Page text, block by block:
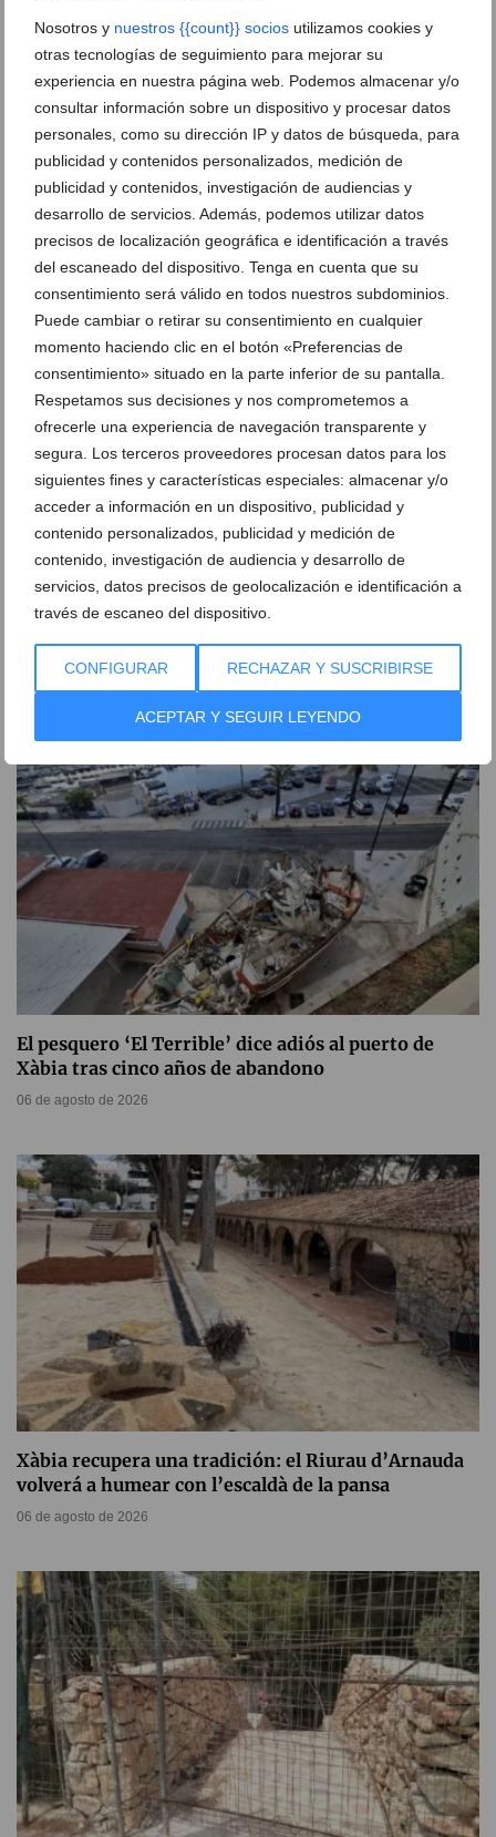
Nosotros y nuestros {{count}} socios utilizamos cookies y
otras tecnologías de seguimiento para mejorar su
experiencia en nuestra página web. Podemos almacenar y/o
consultar información sobre un dispositivo y procesar datos
personales, como su dirección IP y datos de búsqueda, para
publicidad y contenidos personalizados, medición de
publicidad y contenidos, investigación de audiencias y
desarrollo de servicios. Además, podemos utilizar datos
precisos de localización geográfica e identificación a través
del escaneado del dispositivo. Tenga en cuenta que su
consentimiento será válido en todos nuestros subdominios.
Puede cambiar o retirar su consentimiento en cualquier
momento haciendo clic en el botón «Preferencias de
consentimiento» situado en la parte inferior de su pantalla.
Respetamos sus decisiones y nos comprometemos a
ofrecerle una experiencia de navegación transparente y
segura. Los terceros proveedores procesan datos para los
siguientes fines y características especiales: almacenar y/o
acceder a información en un dispositivo, publicidad y
contenido personalizados, publicidad y medición de
contenido, investigación de audiencia y desarrollo de
servicios, datos precisos de geolocalización e identificación a
través de escaneo del dispositivo.
CONFIGURAR RECHAZAR Y SUSCRIBIRSE
ACEPTAR Y SEGUIR LEYENDO
Denunciado en Xàbia tras circular con una persona
subida al techo del coche
06 de agosto de 2026
Un incendio en una parcela abandonada genera una
gran columna de humo en Xàbia
El pesquero ‘El Terrible’ dice adiós al puerto de
Xàbia tras cinco años de abandono
06 de agosto de 2026
Xàbia recupera una tradición: el Riurau d’Arnauda
volverá a humear con l’escaldà de la pansa
06 de agosto de 2026